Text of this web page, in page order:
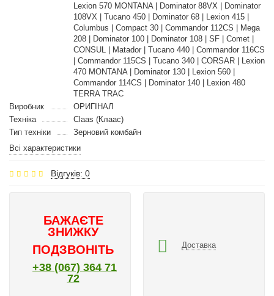
Lexion 570 MONTANA | Dominator 88VX | Dominator
108VX | Tucano 450 | Dominator 68 | Lexion 415 |
Columbus | Compact 30 | Commandor 112CS | Mega
208 | Dominator 100 | Dominator 108 | SF | Comet |
CONSUL | Matador | Tucano 440 | Commandor 116CS
| Commandor 115CS | Tucano 340 | CORSAR | Lexion
470 MONTANA | Dominator 130 | Lexion 560 |
Commandor 114CS | Dominator 140 | Lexion 480
TERRA TRAC
Виробник
ОРИГІНАЛ
Техніка
Claas (Клаас)
Тип техніки
Зерновий комбайн
Всі характеристики
Відгуків: 0
БАЖАЄТЕ
ЗНИЖКУ
ПОДЗВОНІТЬ
+38 (067) 364 71
72
Доставка